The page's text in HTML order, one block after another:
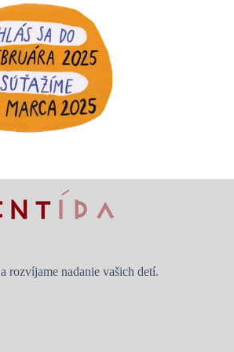
rozvíjame nadanie vašich detí.